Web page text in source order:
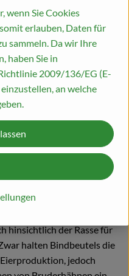
in der
Hans-Jürgen haben sich
auf die wirtschaftlich
beschränken. Denn dass
großgefüttert werden, die
kommen, das
und nicht tragbar. Diese
dass manche
Eier zu legen, aber wenig
die normalerweise für die
legt schneller an
legen jedoch wirtschaftlich
hinsichtlich der Rasse für
halten Bindbeutels die
jedoch
wenn Sie Cookies
erlauben, Daten für
sammeln. Da wir Ihre
haben Sie in
2009/136/EG (E-
an welche